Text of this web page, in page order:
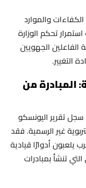
والموارد
تحكم الوزارة
الفاعلين الجهويين
التغيير.
المبادرة من
سجل تقرير اليونسكو
غير الرسمية. فقد
يلعبون أدوارًا قيادية
تنشأ بمبادرات